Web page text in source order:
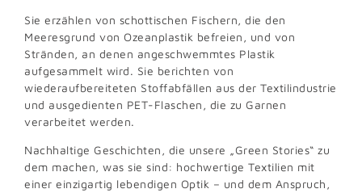
Sie erzählen von schottischen Fischern, die den
Meeresgrund von Ozeanplastik befreien, und von
Stränden, an denen angeschwemmtes Plastik
aufgesammelt wird. Sie berichten von
wiederaufbereiteten Stoffabfällen aus der Textilindustrie
und ausgedienten PET-Flaschen, die zu Garnen
verarbeitet werden.
Nachhaltige Geschichten, die unsere „Green Stories“ zu
dem machen, was sie sind: hochwertige Textilien mit
einer einzigartig lebendigen Optik – und dem Anspruch,